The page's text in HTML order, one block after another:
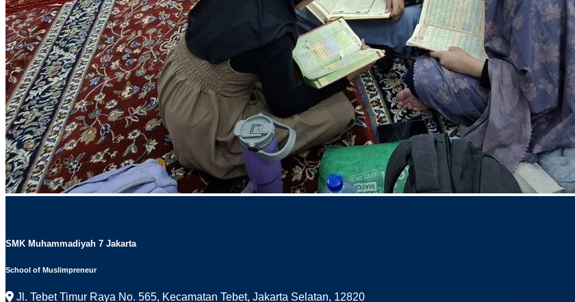
SMK Muhammadiyah 7 Jakarta
School of Muslimpreneur
Jl. Tebet Timur Raya No. 565, Kecamatan Tebet, Jakarta Selatan, 12820